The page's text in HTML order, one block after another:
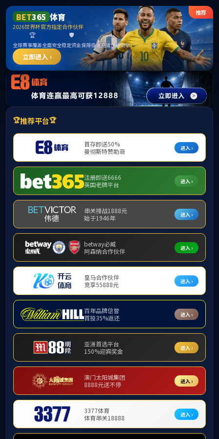
英国上市公司官网365(认证平台)Platinum China
学院概况 师资队伍 科学研究 国际交流
教学准入